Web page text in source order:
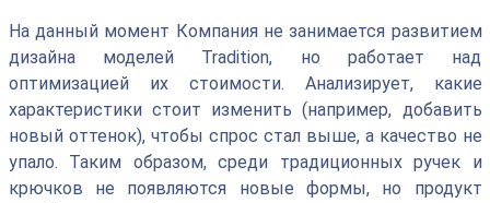
На данный момент Компания не занимается развитием
дизайна моделей Tradition, но работает над
оптимизацией их стоимости. Анализирует, какие
характеристики стоит изменить (например, добавить
новый оттенок), чтобы спрос стал выше, а качество не
упало. Таким образом, среди традиционных ручек и
крючков не появляются новые формы, но продукт